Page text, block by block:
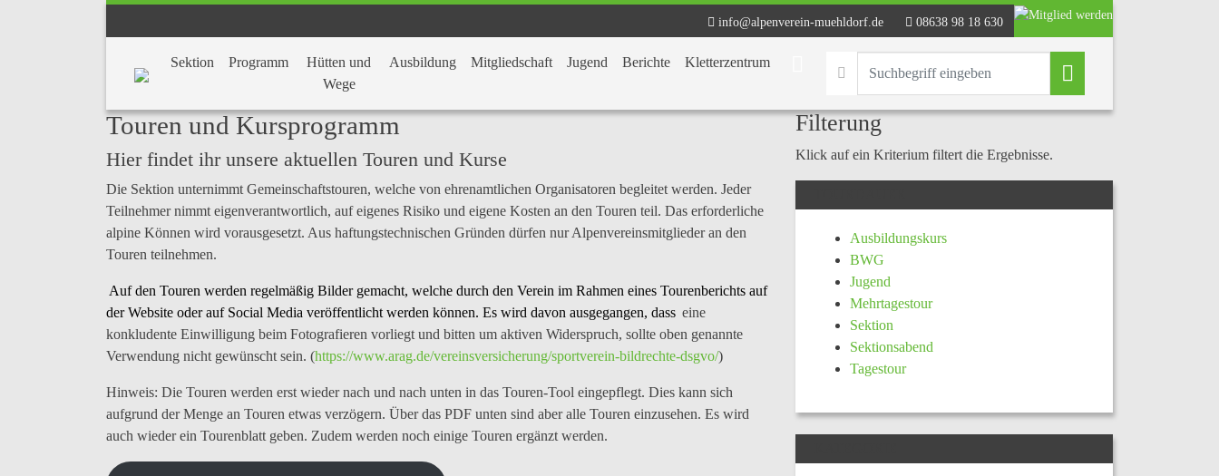
info@alpenverein-muehldorf.de 08638 98 18 630
Sektion Programm
Hütten und
Wege
Ausbildung Mitgliedschaft Jugend Berichte Kletterzentrum
Touren und Kursprogramm
Hier findet ihr unsere aktuellen Touren und Kurse
Die Sektion unternimmt Gemeinschaftstouren, welche von ehrenamtlichen Organisatoren begleitet werden. Jeder
Teilnehmer nimmt eigenverantwortlich, auf eigenes Risiko und eigene Kosten an den Touren teil. Das erforderliche
alpine Können wird vorausgesetzt. Aus haftungstechnischen Gründen dürfen nur Alpenvereinsmitglieder an den
Touren teilnehmen.
Auf den Touren werden regelmäßigBildergemacht, welche durch den Verein im Rahmen eines Tourenberichts auf
derWebsite oder auf Social Media veröffentlicht werden können. Es wird davon ausgegangen, dass eine
konkludente Einwilligung beim Fotografieren vorliegt und bitten um aktiven Widerspruch, sollte oben genannte
Verwendung nicht gewünscht sein. (https://www.arag.de/vereinsversicherung/sportverein-bildrechte-dsgvo/)
Hinweis: Die Touren werden erst wieder nach und nach unten in das Touren-Tool eingepflegt. Dies kann sich
aufgrund der Menge an Touren etwas verzögern. Über das PDF unten sind aber alle Touren einzusehen. Es wird
auch wieder ein Tourenblatt geben. Zudem werden noch einige Touren ergänzt werden.
Filterung
Klick auf ein Kriterium filtert die Ergebnisse.
Ausbildungskurs
BWG
Jugend
Mehrtagestour
Sektion
Sektionsabend
Tagestour